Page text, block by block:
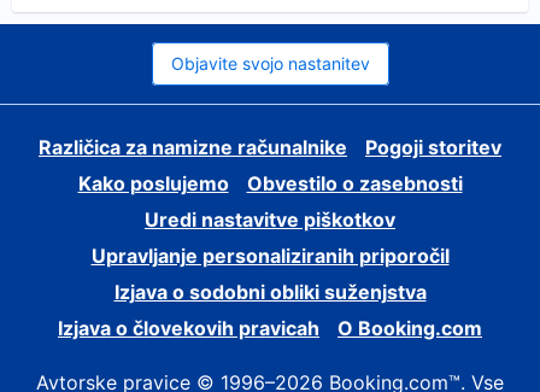
Objavite svojo nastanitev
Različica za namizne računalnike
Pogoji storitev
Kako poslujemo
Obvestilo o zasebnosti
Uredi nastavitve piškotkov
Upravljanje personaliziranih priporočil
Izjava o sodobni obliki suženjstva
Izjava o človekovih pravicah
O Booking.com
Avtorske pravice © 1996–2026 Booking.com™. Vse